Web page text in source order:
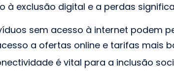
à exclusão digital e a perdas
sem acesso à internet podem
a ofertas online e tarifas mais
é vital para a inclusão